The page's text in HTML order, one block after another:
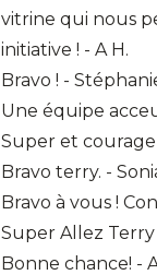
vitrine qui nous
initiative ! - A H.
Bravo ! -
Une équipe
Super et courage
Bravo terry. -
Bravo à vous !
Super Allez Terry
Bonne chance! -